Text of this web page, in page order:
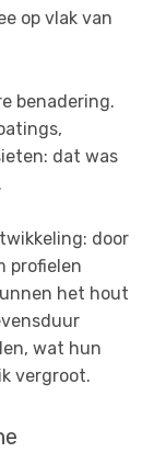
op vlak van
benadering.
dat was
door
profielen
het hout
wat hun
vergroot.